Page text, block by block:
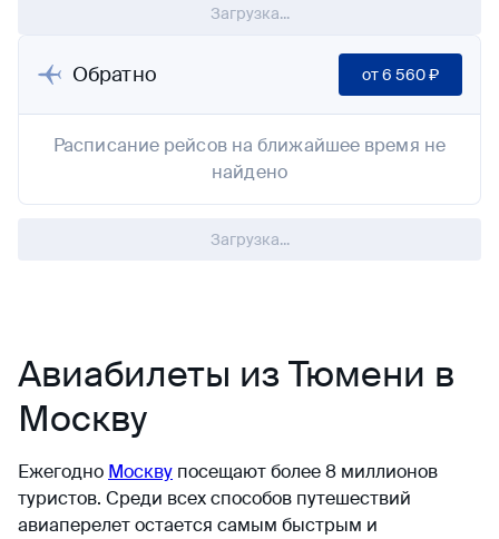
Загрузка...
Обратно от6 560 ₽
Расписание рейсов на ближайшее время не
найдено
Загрузка...
Авиабилеты из Тюмени в
Москву
Ежегодно Москву посещают более 8 миллионов
туристов. Среди всех способов путешествий
авиаперелет остается самым быстрым и